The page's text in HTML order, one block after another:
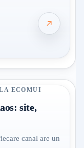
ECOMUI
site,
canal are un